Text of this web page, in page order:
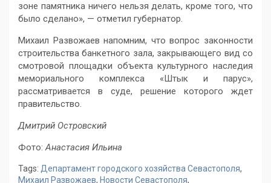
зоне памятника ничего нельзя делать, кроме того, что
было сделано», — отметил губернатор.
Михаил Развожаев напомним, что вопрос законности
строительства банкетного зала, закрывающего вид со
смотровой площадки объекта культурного наследия
мемориального комплекса «Штык и парус»,
рассматривается в суде, решение которого ждет
правительство.
Дмитрий Островский
Фото:Анастасия Ильина
Tags: Департамент городского хозяйства Севастополя,
Михаил Развожаев, Новости Севастополя,